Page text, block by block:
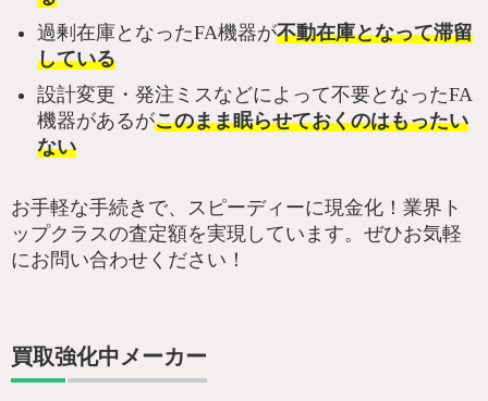
過剰在庫となったFA機器が不動在庫となって滞留
している
設計変更・発注ミスなどによって不要となったFA
機器があるがこのまま眠らせておくのはもったい
ない
お手軽な手続きで、スピーディーに現金化！業界ト
ップクラスの査定額を実現しています。ぜひお気軽
にお問い合わせください！
買取強化中メーカー